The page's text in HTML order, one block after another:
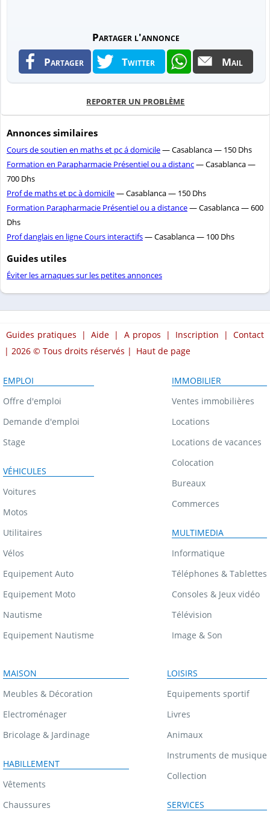
Partager l'annonce
Partager Twitter Mail
REPORTER UN PROBLÈME
Annonces similaires
Cours de soutien en maths et pc á domicile— Casablanca — 150 Dhs
Formation en Parapharmacie Présentiel ou a distanc— Casablanca —
700 Dhs
Prof de maths et pc à domicile— Casablanca — 150 Dhs
Formation Parapharmacie Présentiel ou a distance— Casablanca — 600
Dhs
Prof danglais en ligne Cours interactifs— Casablanca — 100 Dhs
Guides utiles
Éviter les arnaques sur les petites annonces
Guides pratiques | Aide | A propos | Inscription | Contact
| 2026 © Tous droits réservés | Haut de page
EMPLOI
Offre d'emploi
Demande d'emploi
Stage
VÉHICULES
Voitures
Motos
Utilitaires
Vélos
Equipement Auto
Equipement Moto
Nautisme
Equipement Nautisme
IMMOBILIER
Ventes immobilières
Locations
Locations de vacances
Colocation
Bureaux
Commerces
MULTIMEDIA
Informatique
Téléphones & Tablettes
Consoles & Jeux vidéo
Télévision
Image & Son
MAISON
Meubles & Décoration
Electroménager
Bricolage & Jardinage
HABILLEMENT
Vêtements
Chaussures
LOISIRS
Equipements sportif
Livres
Animaux
Instruments de musique
Collection
SERVICES